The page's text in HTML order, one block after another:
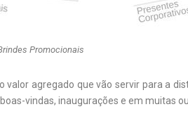
Promocionais
agregado que vão servir para a
vindas, inaugurações e em muitas